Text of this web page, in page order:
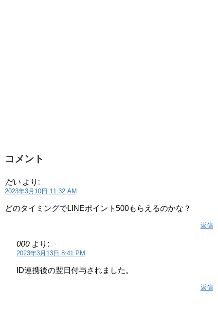
コメント
だい より:
2023年3月10日 11:32 AM
どのタイミングでLINEポイント500もらえるのかな？
返信
000 より:
2023年3月13日 8:41 PM
ID連携後の翌日付与されました。
返信